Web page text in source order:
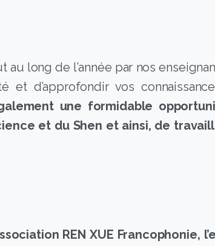
long de l’année par nos
et d’approfondir vos
une formidable
et du Shen et ainsi, de
REN XUE Francophonie,